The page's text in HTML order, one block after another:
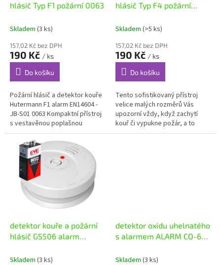
hlásič Typ F1 požární 0063
Skladem (3 ks)
157,02 Kč bez DPH
190 Kč / ks
Do košíku
Požární hlásič a detektor kouře
Hutermann F1 alarm EN14604 -
JB-S01 0063 Kompaktní přístroj
s vestavěnou poplašnou
sirénou , který spustí poplach v
případě detekce kouře....
hlásič Typ F4 požární
Skladem (>5 ks)
157,02 Kč bez DPH
190 Kč / ks
Do košíku
Tento sofistikovaný přístroj
velice malých rozměrů Vás
upozorní vždy, když zachytí
kouř či vypukne požár, a to
silnou sirénou hlasitosti 85dB.
detektor kouře a požární
hlásič GS506 alarm
Skladem (3 ks)
detektor oxidu uhelnatého
s alarmem ALARM CO-602
Skladem (3 ks)